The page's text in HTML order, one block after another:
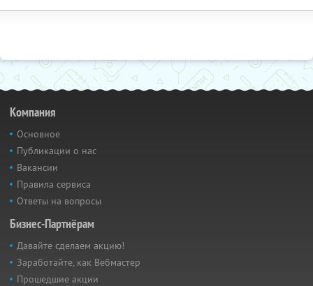
Компания
Основное
Публикации о нас
Вакансии
Правила сервиса
Ответы на вопросы
Бизнес-Партнёрам
Давайте сделаем акцию!
Заработайте, как Вебмастер
Прошедшие акции